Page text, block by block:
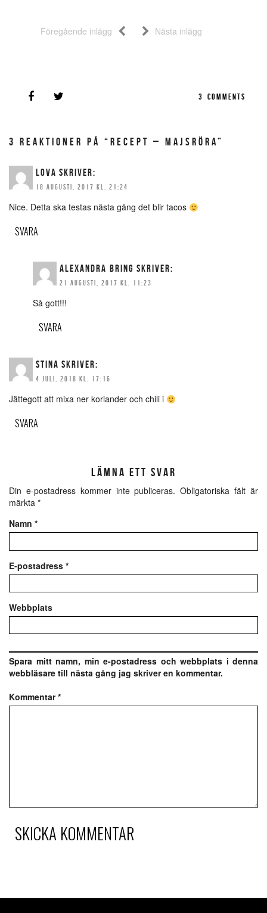
Föregående inlägg Nästa inlägg
3 COMMENTS
3 REAKTIONER PÅ “RECEPT – MAJSRÖRA”
LOVA SKRIVER:
18 AUGUSTI, 2017 KL. 21:24
Nice. Detta ska testas nästa gång det blir tacos
SVARA
ALEXANDRA BRING SKRIVER:
21 AUGUSTI, 2017 KL. 11:23
Så gott!!!
SVARA
STINA SKRIVER:
4 JULI, 2018 KL. 17:16
Jättegott att mixa ner koriander och chili i
SVARA
LÄMNA ETT SVAR
Din e-postadress kommer inte publiceras. Obligatoriska fält är
märkta *
Namn *
E-postadress *
Webbplats
Spara mitt namn, min e-postadress och webbplats i denna
webbläsare till nästa gång jag skriver en kommentar.
Kommentar*
SKICKA KOMMENTAR